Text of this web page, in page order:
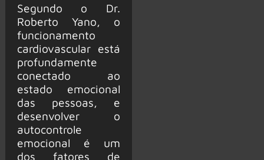
Segundo o Dr.
Roberto Yano, o
funcionamento
cardiovascular está
profundamente
conectado ao
estado emocional
das pessoas, e
desenvolver o
autocontrole
emocional é um
dos fatores de